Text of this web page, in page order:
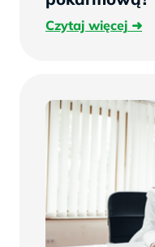
Czytaj więcej